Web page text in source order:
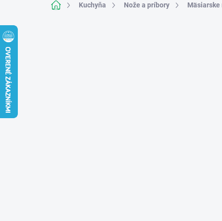
DomovKuchyňa Nože a príbory Mäsiarske